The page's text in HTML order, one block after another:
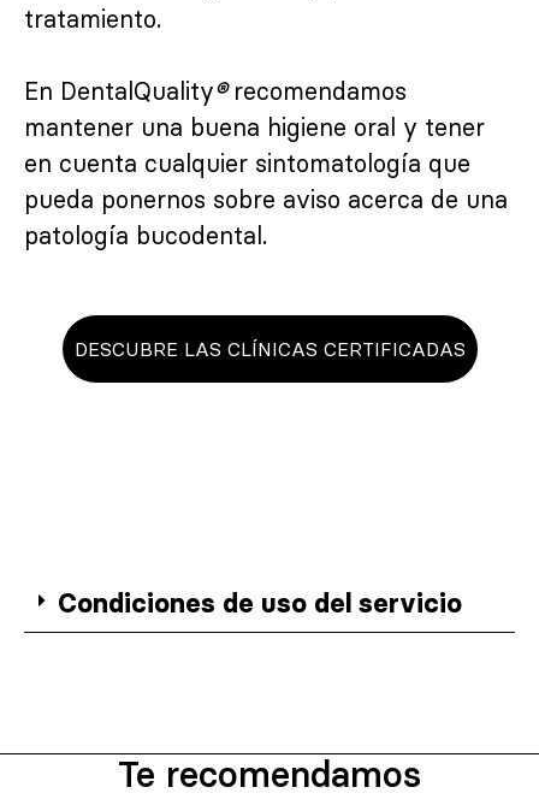
tratamiento.
En DentalQuality®recomendamos
mantener una buena higiene oral y tener
en cuenta cualquier sintomatología que
pueda ponernos sobre aviso acerca de una
patología bucodental.
DESCUBRE LAS CLÍNICAS CERTIFICADAS
Condiciones de uso del servicio
Te recomendamos